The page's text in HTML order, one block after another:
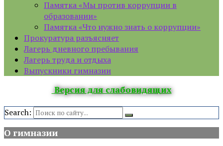
Памятка «Мы против коррупции в
образовании»
Памятка «Что нужно знать о коррупции»
Прокуратура разъясняет
Лагерь дневного пребывания
Лагерь труда и отдыха
Выпускники гимназии
Версия для слабовидящих
Search:
О гимназии